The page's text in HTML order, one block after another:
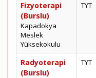
Fizyoterapi
(Burslu)
Kapadokya
Meslek
Yüksekokulu
TYT
Radyoterapi
(Burslu)
TYT